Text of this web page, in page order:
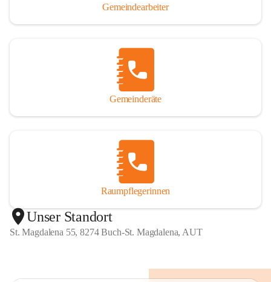
Gemeindearbeiter
Gemeinderäte
Raumpflegerinnen
Unser Standort
St. Magdalena 55, 8274 Buch-St. Magdalena, AUT